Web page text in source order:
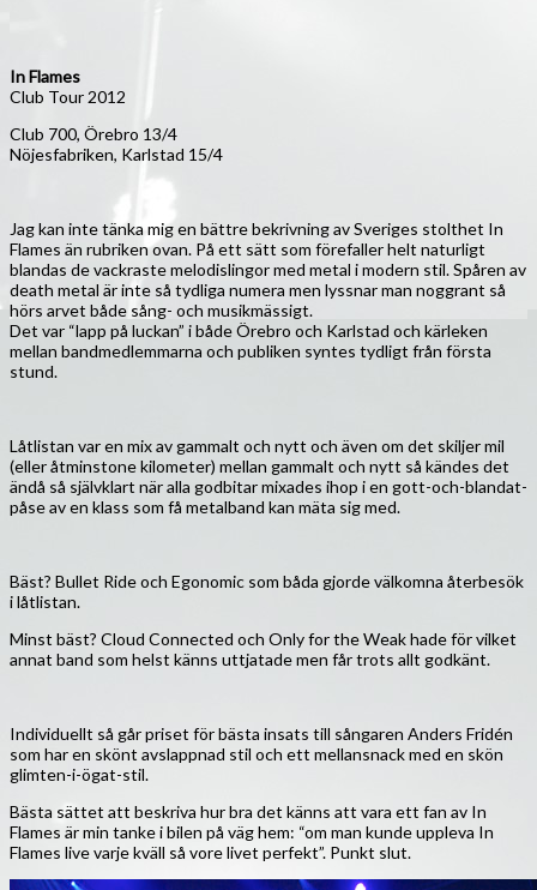
In Flames
Club Tour 2012
Club 700, Örebro 13/4
Nöjesfabriken, Karlstad 15/4
Jag kan inte tänka mig en bättre bekrivning av Sveriges stolthet In
Flames än rubriken ovan. På ett sätt som förefaller helt naturligt
blandas de vackraste melodislingor med metal i modern stil. Spåren av
death metal är inte så tydliga numera men lyssnar man noggrant så
hörs arvet både sång- och musikmässigt.
Det var “lapp på luckan” i både Örebro och Karlstad och kärleken
mellan bandmedlemmarna och publiken syntes tydligt från första
stund.
Låtlistan var en mix av gammalt och nytt och även om det skiljer mil
(eller åtminstone kilometer) mellan gammalt och nytt så kändes det
ändå så självklart när alla godbitar mixades ihop i en gott-och-blandat-
påse av en klass som få metalband kan mäta sig med.
Bäst? Bullet Ride och Egonomic som båda gjorde välkomna återbesök
i låtlistan.
Minst bäst? Cloud Connected och Only for the Weak hade för vilket
annat band som helst känns uttjatade men får trots allt godkänt.
Individuellt så går priset för bästa insats till sångaren Anders Fridén
som har en skönt avslappnad stil och ett mellansnack med en skön
glimten-i-ögat-stil.
Bästa sättet att beskriva hur bra det känns att vara ett fan av In
Flames är min tanke i bilen på väg hem: “om man kunde uppleva In
Flames live varje kväll så vore livet perfekt”. Punkt slut.